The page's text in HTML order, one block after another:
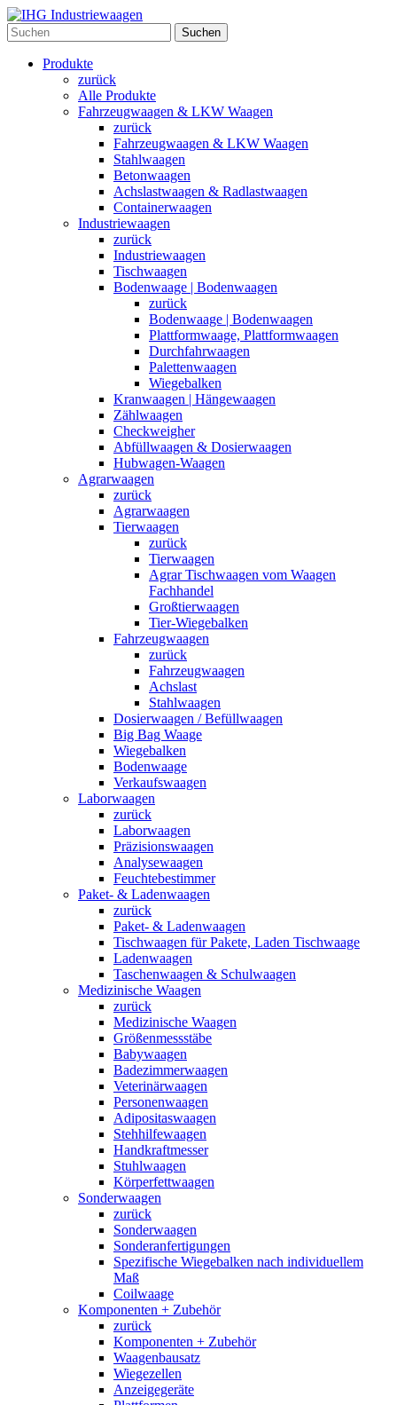
Suchen
Produkte
zurück
Alle Produkte
Fahrzeugwaagen & LKW Waagen
zurück
Fahrzeugwaagen & LKW Waagen
Stahlwaagen
Betonwaagen
Achslastwaagen & Radlastwaagen
Containerwaagen
Industriewaagen
zurück
Industriewaagen
Tischwaagen
Bodenwaage | Bodenwaagen
zurück
Bodenwaage | Bodenwaagen
Plattformwaage, Plattformwaagen
Durchfahrwaagen
Palettenwaagen
Wiegebalken
Kranwaagen | Hängewaagen
Zählwaagen
Checkweigher
Abfüllwaagen & Dosierwaagen
Hubwagen-Waagen
Agrarwaagen
zurück
Agrarwaagen
Tierwaagen
zurück
Tierwaagen
Agrar Tischwaagen vom Waagen
Fachhandel
Großtierwaagen
Tier-Wiegebalken
Fahrzeugwaagen
zurück
Fahrzeugwaagen
Achslast
Stahlwaagen
Dosierwaagen / Befüllwaagen
Big Bag Waage
Wiegebalken
Bodenwaage
Verkaufswaagen
Laborwaagen
zurück
Laborwaagen
Präzisionswaagen
Analysewaagen
Feuchtebestimmer
Paket- & Ladenwaagen
zurück
Paket- & Ladenwaagen
Tischwaagen für Pakete, Laden Tischwaage
Ladenwaagen
Taschenwaagen & Schulwaagen
Medizinische Waagen
zurück
Medizinische Waagen
Größenmessstäbe
Babywaagen
Badezimmerwaagen
Veterinärwaagen
Personenwaagen
Adipositaswaagen
Stehhilfewaagen
Handkraftmesser
Stuhlwaagen
Körperfettwaagen
Sonderwaagen
zurück
Sonderwaagen
Sonderanfertigungen
Spezifische Wiegebalken nach individuellem
Maß
Coilwaage
Komponenten + Zubehör
zurück
Komponenten + Zubehör
Waagenbausatz
Wiegezellen
Anzeigegeräte